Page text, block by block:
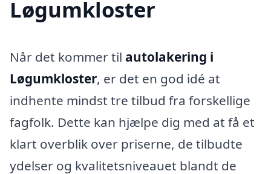
Løgumkloster
Når det kommer til autolakering i
Løgumkloster, er det en god idé at
indhente mindst tre tilbud fra forskellige
fagfolk. Dette kan hjælpe dig med at få et
klart overblik over priserne, de tilbudte
ydelser og kvalitetsniveauet blandt de